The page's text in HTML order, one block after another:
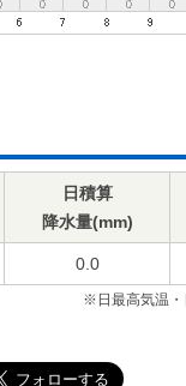
日積算
降水量(mm)
0.0
※日最高気温・